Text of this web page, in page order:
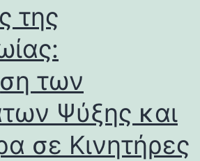
της
των
Ψύξης και
σε Κινητήρες